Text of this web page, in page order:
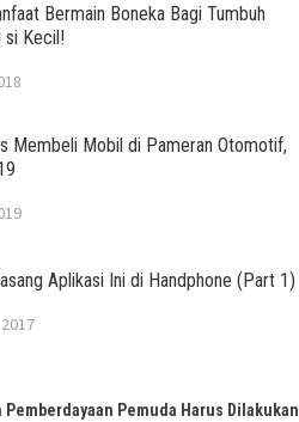
Bermain Boneka Bagi Tumbuh
si Kecil!
Membeli Mobil di Pameran Otomotif,
Aplikasi Ini di Handphone (Part 1)
Pemberdayaan Pemuda Harus Dilakukan